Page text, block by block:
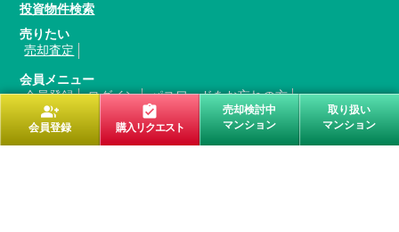
投資物件検索
売りたい
売却査定
会員メニュー
会員登録
ログイン
パスワードをお忘れの方
会員規約
会社案内
group_add
会員登録
assignment_turned_in
購入リクエスト
売却検討中
マンション
取り扱い
マンション